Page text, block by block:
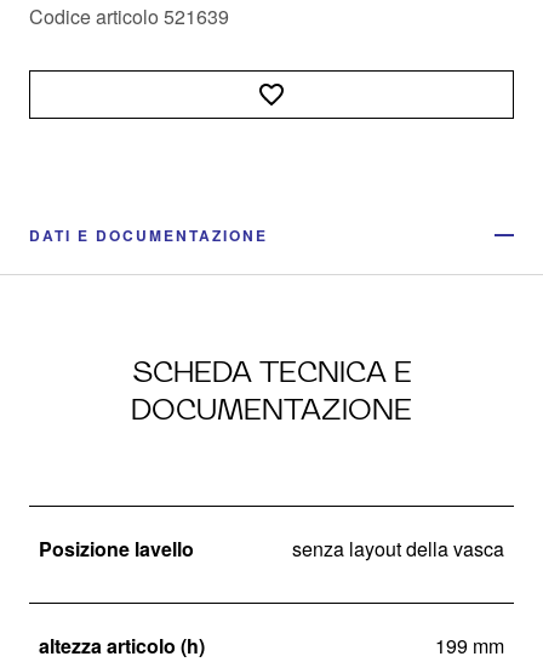
Codice articolo 521639
DATI E DOCUMENTAZIONE
SCHEDA TECNICA E
DOCUMENTAZIONE
Posizione lavello senza layout della vasca
altezza articolo (h) 199 mm